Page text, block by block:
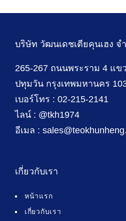
บริษัท วัฒนเดชเตียคุนเฮง จ
265-267 ถนนพระราม 4 แข
ปทุมวัน กรุงเทพมหานคร
เบอร์โทร : 02-215-2141
ไลน์ : @tkh1974
อีเมล :
เกี่ยวกับเรา
หน้าแรก
เกี่ยวกับเรา